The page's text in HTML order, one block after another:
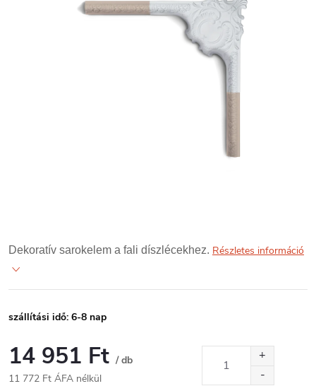
Dekoratív sarokelem a fali díszlécekhez. Részletes információ
szállítási idő: 6-8 nap
14 951 Ft / db
11 772 Ft ÁFA nélkül